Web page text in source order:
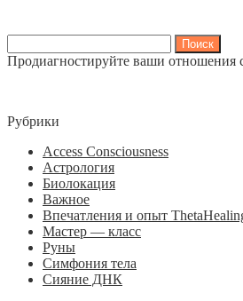
Продиагностируйте ваши отношения
Рубрики
Access Consciousness
Астрология
Биолокация
Важное
Впечатления и опыт
Мастер — класс
Руны
Симфония тела
Сияние ДНК